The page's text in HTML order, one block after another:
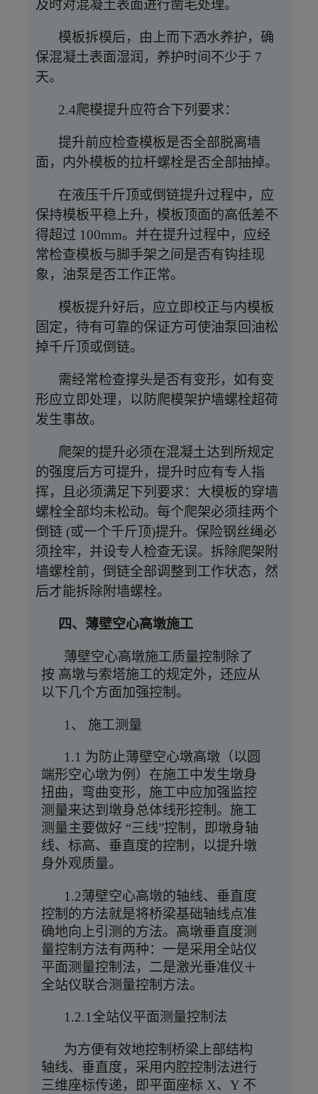
及时对混凝土表面进行凿毛处理。
模板拆模后，由上而下洒水养护，确
保混凝土表面湿润，养护时间不少于 7
天。
2.4爬模提升应符合下列要求：
提升前应检查模板是否全部脱离墙
面，内外模板的拉杆螺栓是否全部抽掉。
在液压千斤顶或倒链提升过程中，应
保持模板平稳上升，模板顶面的高低差不
得超过 100mm。并在提升过程中，应经
常检查模板与脚手架之间是否有钩挂现
象，油泵是否工作正常。
模板提升好后，应立即校正与内模板
固定，待有可靠的保证方可使油泵回油松
掉千斤顶或倒链。
需经常检查撑头是否有变形，如有变
形应立即处理，以防爬模架护墙螺栓超荷
发生事故。
爬架的提升必须在混凝土达到所规定
的强度后方可提升，提升时应有专人指
挥，且必须满足下列要求：大模板的穿墙
螺栓全部均未松动。每个爬架必须挂两个
倒链 (或一个千斤顶)提升。保险钢丝绳必
须拴牢，并设专人检查无误。拆除爬架附
墙螺栓前，倒链全部调整到工作状态，然
后才能拆除附墙螺栓。
四、薄壁空心高墩施工
薄壁空心高墩施工质量控制除了
按 高墩与索塔施工的规定外，还应从
以下几个方面加强控制。
1、 施工测量
1.1 为防止薄壁空心墩高墩（以圆
端形空心墩为例）在施工中发生墩身
扭曲，弯曲变形，施工中应加强监控
测量来达到墩身总体线形控制。施工
测量主要做好 “三线”控制，即墩身轴
线、标高、垂直度的控制，以提升墩
身外观质量。
1.2薄壁空心高墩的轴线、垂直度
控制的方法就是将桥梁基础轴线点准
确地向上引测的方法。高墩垂直度测
量控制方法有两种：一是采用全站仪
平面测量控制法，二是激光垂准仪＋
全站仪联合测量控制方法。
1.2.1全站仪平面测量控制法
为方便有效地控制桥梁上部结构
轴线、垂直度，采用内腔控制法进行
三维座标传递，即平面座标 X、Y 不